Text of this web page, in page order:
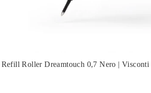

Refill Roller Dreamtouch 0,7 Nero | Visconti